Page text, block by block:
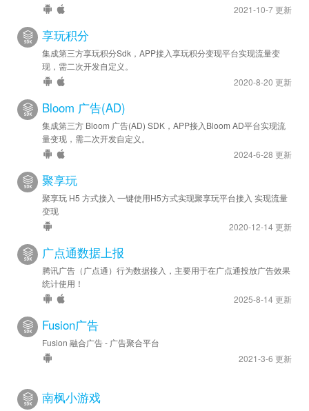
2021-10-7 更新
享玩积分
集成第三方享玩积分Sdk，APP接入享玩积分变现平台实现流量变
现，需二次开发自定义。
2020-8-20 更新
Bloom 广告(AD)
集成第三方 Bloom 广告(AD) SDK，APP接入Bloom AD平台实现流
量变现，需二次开发自定义。
2024-6-28 更新
聚享玩
聚享玩 H5 方式接入 一键使用H5方式实现聚享玩平台接入 实现流量
变现
2020-12-14 更新
广点通数据上报
腾讯广告（广点通）行为数据接入，主要用于在广点通投放广告效果
统计使用！
2025-8-14 更新
Fusion广告
Fusion 融合广告 - 广告聚合平台
2021-3-6 更新
南枫小游戏